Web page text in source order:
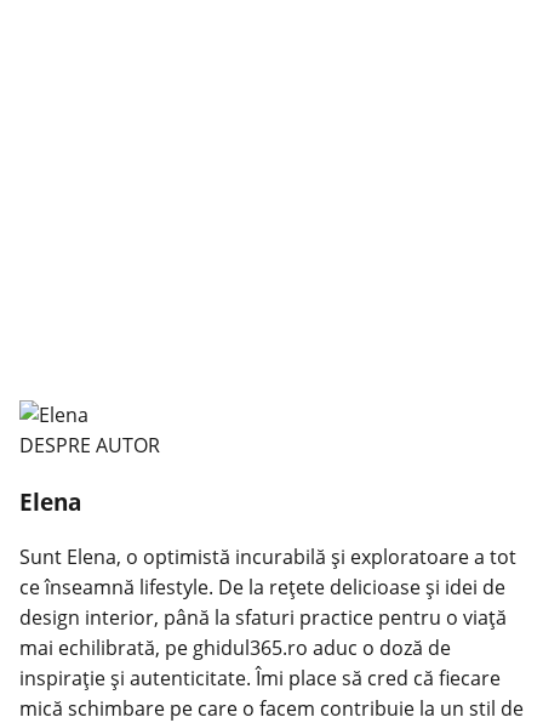
DESPRE AUTOR
Elena
Sunt Elena, o optimistă incurabilă și exploratoare a tot
ce înseamnă lifestyle. De la rețete delicioase și idei de
design interior, până la sfaturi practice pentru o viață
mai echilibrată, pe ghidul365.ro aduc o doză de
inspirație și autenticitate. Îmi place să cred că fiecare
mică schimbare pe care o facem contribuie la un stil de